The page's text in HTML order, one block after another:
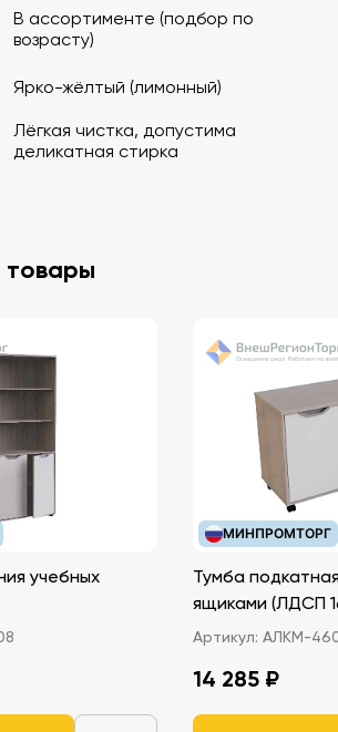
В ассортименте (подбор по
возрасту)
Ярко-жёлтый (лимонный)
Лёгкая чистка, допустима
деликатная стирка
товары
учебных
МИНПРОМТОРГ
Тумба
ящиками
Артикул: АЛКМ-
14 285 ₽